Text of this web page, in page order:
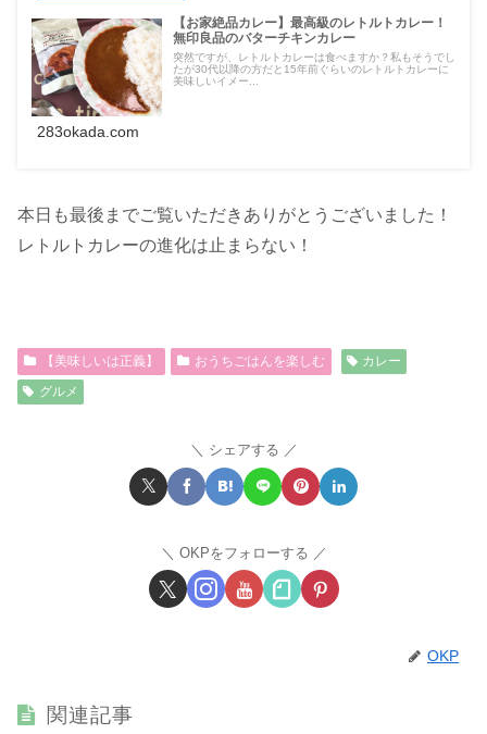
【お家絶品カレー】最高級のレトルトカレー！
無印良品のバターチキンカレー
突然ですが、レトルトカレーは食べますか？私もそうでし
たが30代以降の方だと15年前ぐらいのレトルトカレーに
美味しいイメー...
283okada.com
本日も最後までご覧いただきありがとうございました！
レトルトカレーの進化は止まらない！
【美味しいは正義】 おうちごはんを楽しむ
カレー
グルメ
シェアする
OKPをフォローする
OKP
関連記事